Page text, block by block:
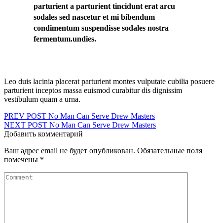
parturient a parturient tincidunt erat arcu
sodales sed nascetur et mi bibendum
condimentum suspendisse sodales nostra
fermentum.undies.
Leo duis lacinia placerat parturient montes vulputate cubilia posuere
parturient inceptos massa euismod curabitur dis dignissim
vestibulum quam a urna.
Навигация
по
PREV POST No Man Can Serve Drew Masters
NEXT POST No Man Can Serve Drew Masters
Добавить комментарий
Ваш адрес email не будет опубликован. Обязательные поля
помечены *